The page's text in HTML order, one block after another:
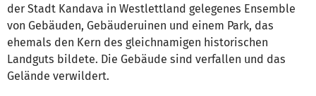
der Stadt Kandava in Westlettland gelegenes Ensemble
von Gebäuden, Gebäuderuinen und einem Park, das
ehemals den Kern des gleichnamigen historischen
Landguts bildete. Die Gebäude sind verfallen und das
Gelände verwildert.